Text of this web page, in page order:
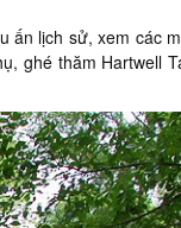
ấn lịch sử, xem các
ghé thăm Hartwell